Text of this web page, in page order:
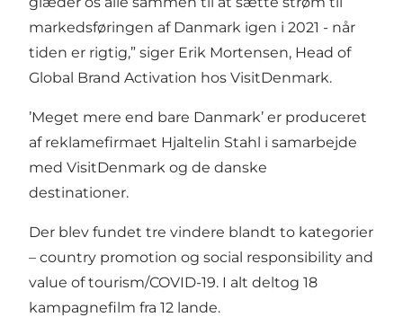
markedsføringen af Danmark igen i 2021 - når
tiden er rigtig,” siger Erik Mortensen, Head of
Global Brand Activation hos VisitDenmark.
’Meget mere end bare Danmark’ er produceret
af reklamefirmaet Hjaltelin Stahl i samarbejde
med VisitDenmark og de danske
destinationer.
Der blev fundet tre vindere blandt to kategorier
– country promotion og social responsibility and
value of tourism/COVID-19. I alt deltog 18
kampagnefilm fra 12 lande.